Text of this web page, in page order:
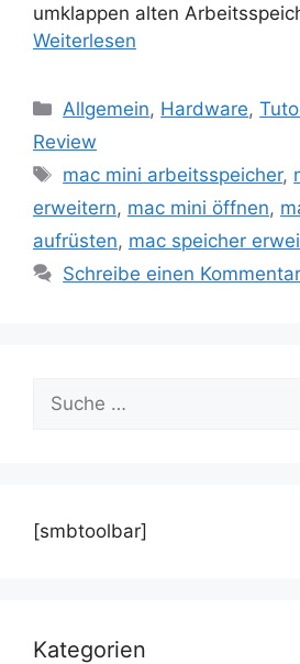
umklappen alten
Weiterlesen
Kategorien
Allgemein, Hardware,
Review
Schlagwörter
mac mini arbeitsspeicher,
erweitern, mac mini öffnen,
aufrüsten, mac speicher
Schreibe einen Kommentar
nach:
[smbtoolbar]
Kategorien